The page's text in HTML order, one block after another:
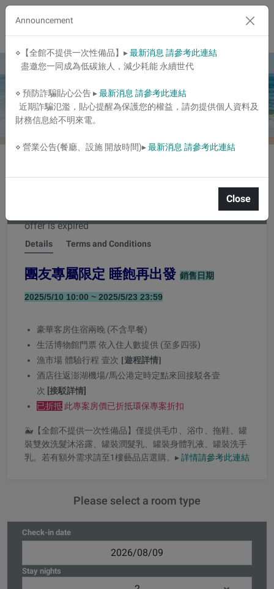
﹦部落客專案﹦小腹婆大世界 x 好想住飯店
The special
offer is expired
Details Terms and Conditions
團友專屬限定 睡飽再出發 銷售日期
2025/5/10 10:00 ~ 2025/5/23 23:59
豪華客房住宿兩晚 (不含早餐)
生活博物館門票 依入住人數提供 (至多四張)
漁市場 體驗行程 壹次 [遊程詳情]
酒店往返澎湖機場/馬公港定時定點來回接駁各壹
次 [接駁詳情]
已折抵 此專案房價已折抵環保專案折扣
🐳【全館不提供一次性備品】僅提供毛巾、浴巾、拖鞋、罐
裝雙效洗髮沐浴露、罐裝潤髮乳、罐裝身體乳液、罐裝洗手
乳。若有額外需求請至1樓藝品店選購。▸ 詳情請參考此連結
Please select a room type
Check-in date
Stay nights
Announcement
⋄【全館不提供一次性備品】▸最新消息 請參考此連結
盡邀您一同成為低碳旅人，減少耗能 永續世代
⋄ 預防詐騙貼心公告 ▸最新消息 請參考此連結
近期詐騙氾濫，貼心提醒為保護您的權益，請勿提供個人資料及
財務信息給不明來電。
⋄ 營業公告(餐廳、設施 開放時間)▸最新消息 請參考此連結
Close